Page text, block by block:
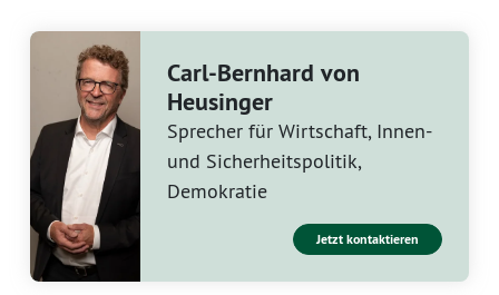
Carl-Bernhard von
Heusinger
Sprecher für Wirtschaft, Innen-
und Sicherheitspolitik,
Demokratie
Jetzt kontaktieren